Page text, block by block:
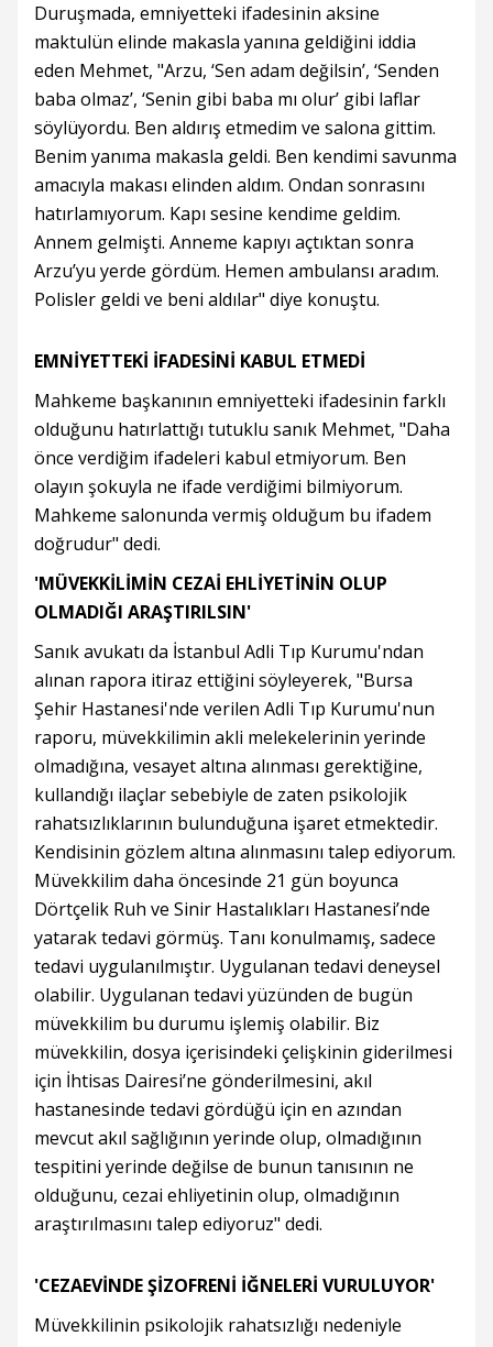
Duruşmada, emniyetteki ifadesinin aksine
maktulün elinde makasla yanına geldiğini iddia
eden Mehmet, "Arzu, ‘Sen adam değilsin’, ‘Senden
baba olmaz’, ‘Senin gibi baba mı olur’ gibi laflar
söylüyordu. Ben aldırış etmedim ve salona gittim.
Benim yanıma makasla geldi. Ben kendimi savunma
amacıyla makası elinden aldım. Ondan sonrasını
hatırlamıyorum. Kapı sesine kendime geldim.
Annem gelmişti. Anneme kapıyı açtıktan sonra
Arzu’yu yerde gördüm. Hemen ambulansı aradım.
Polisler geldi ve beni aldılar" diye konuştu.
EMNİYETTEKİ İFADESİNİ KABUL ETMEDİ
Mahkeme başkanının emniyetteki ifadesinin farklı
olduğunu hatırlattığı tutuklu sanık Mehmet, "Daha
önce verdiğim ifadeleri kabul etmiyorum. Ben
olayın şokuyla ne ifade verdiğimi bilmiyorum.
Mahkeme salonunda vermiş olduğum bu ifadem
doğrudur" dedi.
'MÜVEKKİLİMİN CEZAİ EHLİYETİNİN OLUP
OLMADIĞI ARAŞTIRILSIN'
Sanık avukatı da İstanbul Adli Tıp Kurumu'ndan
alınan rapora itiraz ettiğini söyleyerek, "Bursa
Şehir Hastanesi'nde verilen Adli Tıp Kurumu'nun
raporu, müvekkilimin akli melekelerinin yerinde
olmadığına, vesayet altına alınması gerektiğine,
kullandığı ilaçlar sebebiyle de zaten psikolojik
rahatsızlıklarının bulunduğuna işaret etmektedir.
Kendisinin gözlem altına alınmasını talep ediyorum.
Müvekkilim daha öncesinde 21 gün boyunca
Dörtçelik Ruh ve Sinir Hastalıkları Hastanesi’nde
yatarak tedavi görmüş. Tanı konulmamış, sadece
tedavi uygulanılmıştır. Uygulanan tedavi deneysel
olabilir. Uygulanan tedavi yüzünden de bugün
müvekkilim bu durumu işlemiş olabilir. Biz
müvekkilin, dosya içerisindeki çelişkinin giderilmesi
için İhtisas Dairesi’ne gönderilmesini, akıl
hastanesinde tedavi gördüğü için en azından
mevcut akıl sağlığının yerinde olup, olmadığının
tespitini yerinde değilse de bunun tanısının ne
olduğunu, cezai ehliyetinin olup, olmadığının
araştırılmasını talep ediyoruz" dedi.
'CEZAEVİNDE ŞİZOFRENİ İĞNELERİ VURULUYOR'
Müvekkilinin psikolojik rahatsızlığı nedeniyle